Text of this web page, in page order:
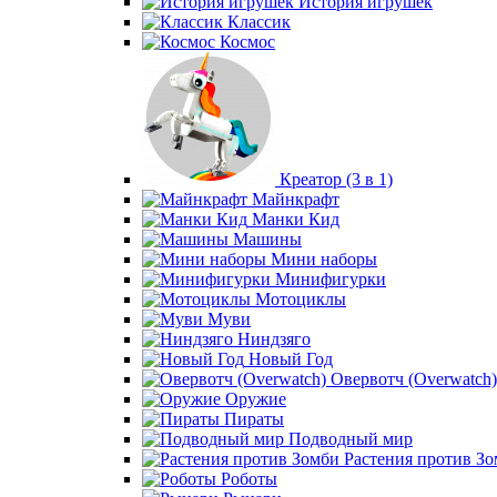
Классик
Космос
Креатор (3 в 1)
Майнкрафт
Манки Кид
Машины
Мини наборы
Минифигурки
Мотоциклы
Муви
Ниндзяго
Новый Год
Овервотч (Overwatch)
Оружие
Пираты
Подводный мир
Растения против
Роботы